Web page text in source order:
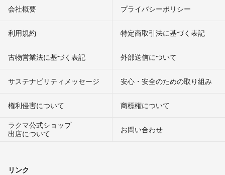
会社概要 プライバシーポリシー
利用規約 特定商取引法に基づく表記
古物営業法に基づく表記 外部送信について
サステナビリティメッセージ 安心・安全のための取り組み
権利侵害について
商標権について
ラクマ公式ショップ
出店について
お問い合わせ
リンク